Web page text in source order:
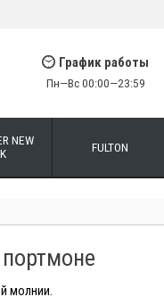
График работы
Пн—Вс 00:00—23:59
NEW
FULTON
молнии.